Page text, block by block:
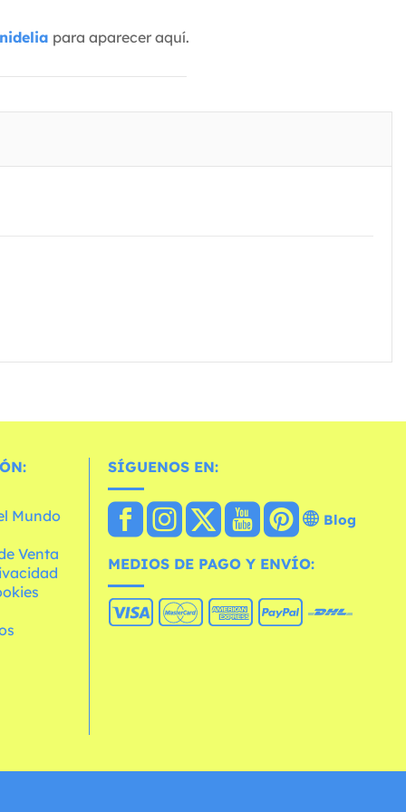
para aparecer aquí.
Mundo
Venta
SÍGUENOS EN:
Blog
MEDIOS DE PAGO Y ENVÍO: